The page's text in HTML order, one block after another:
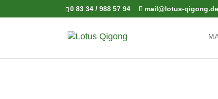
0 83 34 / 988 57 94 mail@lotus-